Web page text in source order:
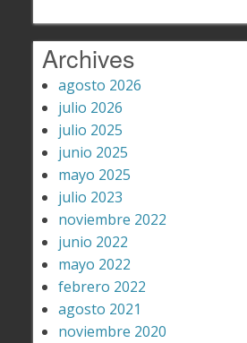
Archives
agosto 2026
julio 2026
julio 2025
junio 2025
mayo 2025
julio 2023
noviembre 2022
junio 2022
mayo 2022
febrero 2022
agosto 2021
noviembre 2020